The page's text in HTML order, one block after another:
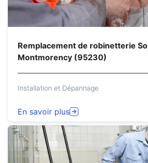
Remplacement de robinetterie
Montmorency (95230)
Installation et Dépannage
En savoir plus